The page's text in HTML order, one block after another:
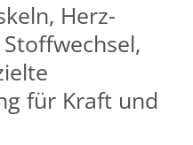
Herz-
für Kraft und